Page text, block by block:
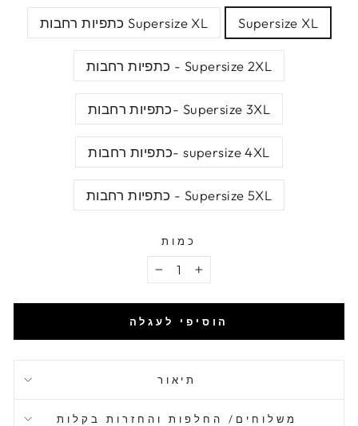
Supersize XL Supersize XL כתפיות רחבות
Supersize 2XL - כתפיות רחבות
Supersize 3XL -כתפיות רחבות
supersize 4XL -כתפיות רחבות
Supersize 5XL - כתפיות רחבות
כמות
− +
הוסיפי לעגלה
תיאור
משלוחים/ החלפות והחזרות בקלות